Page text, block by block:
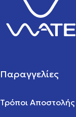
Παραγγελίες
Τρόποι Αποστολής